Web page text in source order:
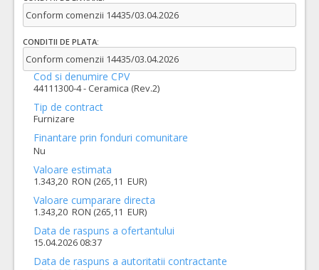
Conform comenzii 14435/03.04.2026
CONDITII DE PLATA:
Conform comenzii 14435/03.04.2026
Cod si denumire CPV
44111300-4 - Ceramica (Rev.2)
Tip de contract
Furnizare
Finantare prin fonduri comunitare
Nu
Valoare estimata
1.343,20 RON (265,11 EUR)
Valoare cumparare directa
1.343,20 RON (265,11 EUR)
Data de raspuns a ofertantului
15.04.2026 08:37
Data de raspuns a autoritatii contractante